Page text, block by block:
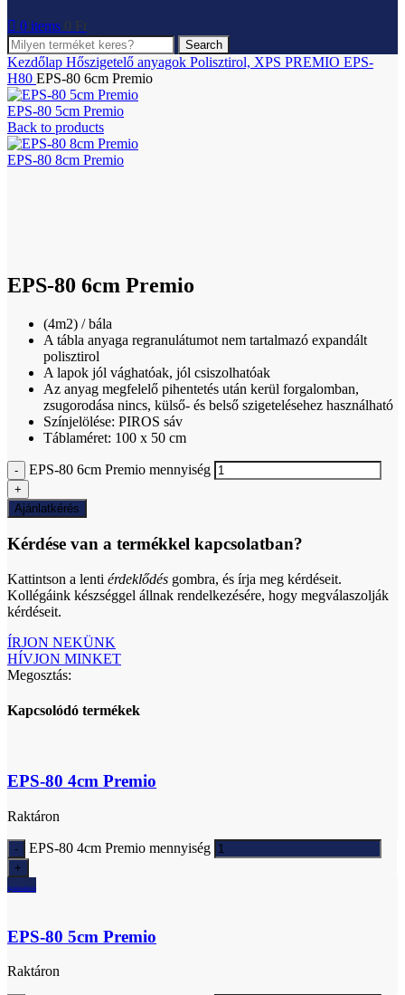
0 items 0 Ft
Search
Kezdőlap Hőszigetelő anyagok Polisztirol, XPS PREMIO EPS-
H80 EPS-80 6cm Premio
EPS-80 5cm Premio
Back to products
EPS-80 8cm Premio
EPS-80 6cm Premio
(4m2) / bála
A tábla anyaga regranulátumot nem tartalmazó expandált
polisztirol
A lapok jól vághatóak, jól csiszolhatóak
Az anyag megfelelő pihentetés után kerül forgalomban,
zsugorodása nincs, külső- és belső szigetelésehez használható
Színjelölése: PIROS sáv
Táblaméret: 100 x 50 cm
EPS-80 6cm Premio mennyiség
Ajánlatkérés
Kérdése van a termékkel kapcsolatban?
Kattintson a lenti érdeklődés gombra, és írja meg kérdéseit.
Kollégáink készséggel állnak rendelkezésére, hogy megválaszolják
kérdéseit.
ÍRJON NEKÜNK
HÍVJON MINKET
Megosztás:
Kapcsolódó termékek
EPS-80 4cm Premio
Raktáron
EPS-80 4cm Premio mennyiség
Ajánlatkérés
EPS-80 5cm Premio
Raktáron